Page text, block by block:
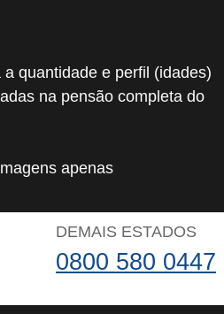
quantidade e perfil (idades)
na pensão completa do
apenas
DEMAIS ESTADOS
0800 580 0447